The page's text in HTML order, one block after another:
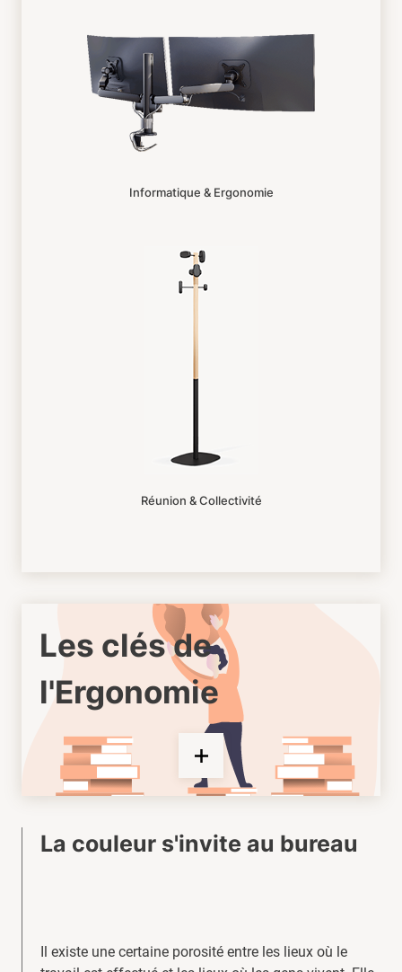
Informatique & Ergonomie
Réunion & Collectivité
Les clés de
l'Ergonomie
La couleur s'invite au bureau
Il existe une certaine porosité entre les lieux où le